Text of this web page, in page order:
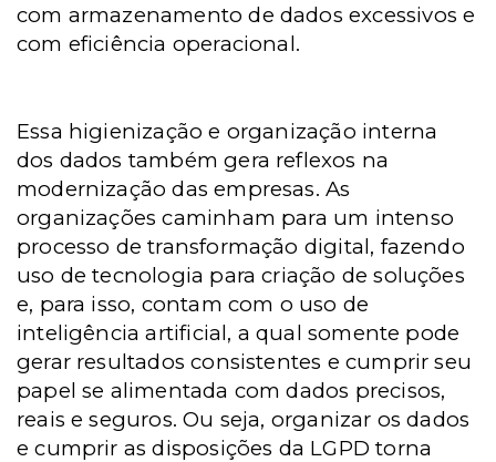
com armazenamento de dados excessivos e
com eficiência operacional.
Essa higienização e organização interna
dos dados também gera reflexos na
modernização das empresas. As
organizações caminham para um intenso
processo de transformação digital, fazendo
uso de tecnologia para criação de soluções
e, para isso, contam com o uso de
inteligência artificial, a qual somente pode
gerar resultados consistentes e cumprir seu
papel se alimentada com dados precisos,
reais e seguros. Ou seja, organizar os dados
e cumprir as disposições da LGPD torna